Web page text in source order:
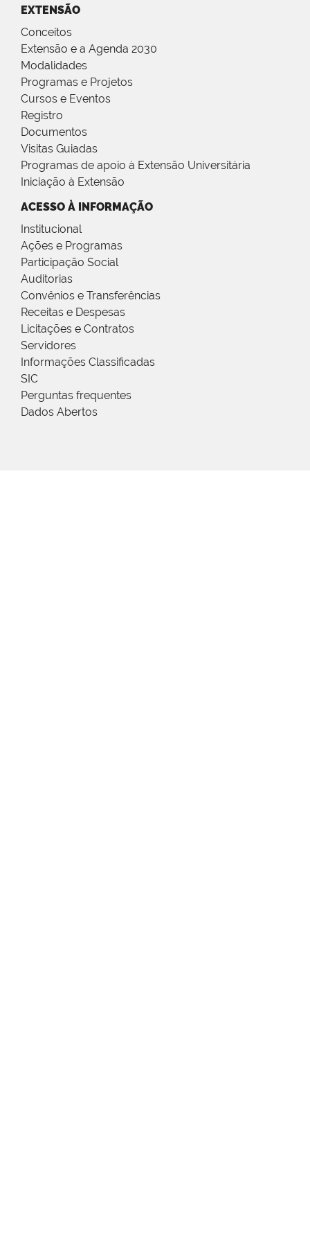
EXTENSÃO
Conceitos
Extensão e a Agenda 2030
Modalidades
Programas e Projetos
Cursos e Eventos
Registro
Documentos
Visitas Guiadas
Programas de apoio à Extensão Universitária
Iniciação à Extensão
ACESSO À INFORMAÇÃO
Institucional
Ações e Programas
Participação Social
Auditorias
Convênios e Transferências
Receitas e Despesas
Licitações e Contratos
Servidores
Informações Classificadas
SIC
Perguntas frequentes
Dados Abertos